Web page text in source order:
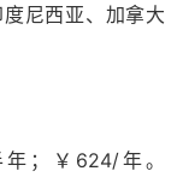
尼西亚、加拿大
；￥624/年。